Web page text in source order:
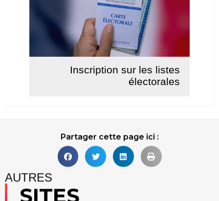
Inscription sur les listes
électorales
Partager cette page ici :
AUTRES
SITES